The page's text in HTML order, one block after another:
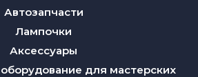
Автозапчасти
Лампочки
Аксессуары
для мастерских